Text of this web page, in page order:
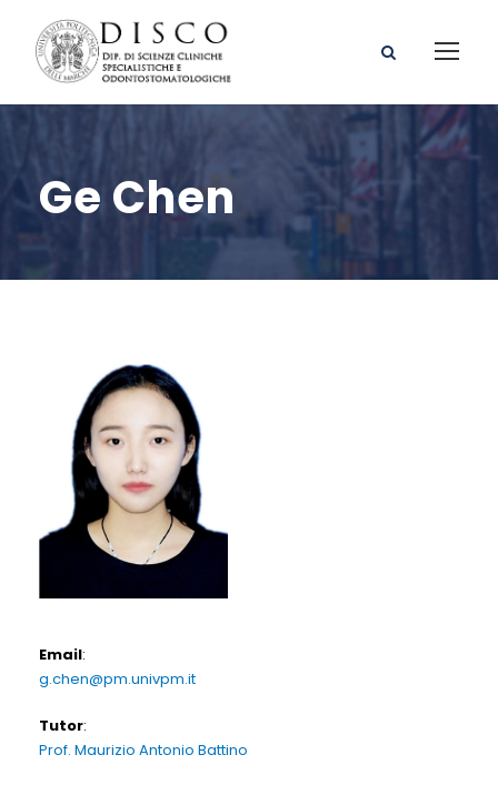
Ge Chen
Email:
g.chen@pm.univpm.it
Tutor:
Prof. Maurizio Antonio Battino